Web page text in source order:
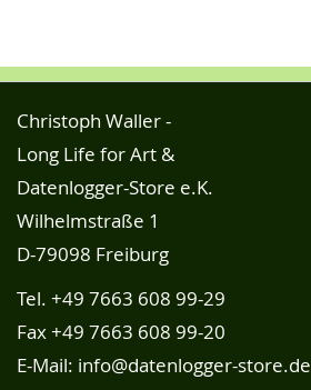
Christoph Waller -
Long Life for Art &
Datenlogger-Store e.K.
Wilhelmstraße 1
D-79098 Freiburg
Tel. +49 7663 608 99-29
Fax +49 7663 608 99-20
E-Mail: info@datenlogger-store.de